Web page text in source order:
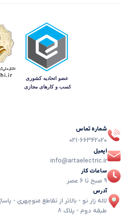
شماره تماس
021-66342020
ایمیل
info@artaelectric.ir
ساعات کار
9 صبح تا 6 عصر
آدرس
لاله زار نو - بالاتر از تقاطع منوچهری -
طبقه دوم - پلاک 8